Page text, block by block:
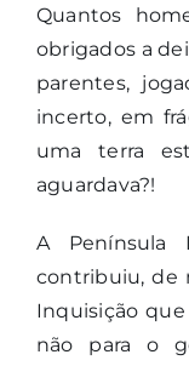
Quantos
obrigados a
parentes,
incerto, em
uma terra
aguardava?!
A Península
contribuiu, de
Inquisição
não para o